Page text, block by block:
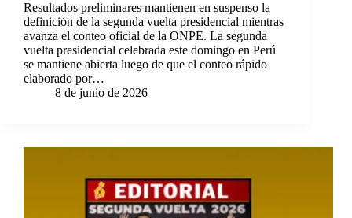
Resultados preliminares mantienen en suspenso la
definición de la segunda vuelta presidencial mientras
avanza el conteo oficial de la ONPE. La segunda
vuelta presidencial celebrada este domingo en Perú
se mantiene abierta luego de que el conteo rápido
elaborado por…
8 de junio de 2026